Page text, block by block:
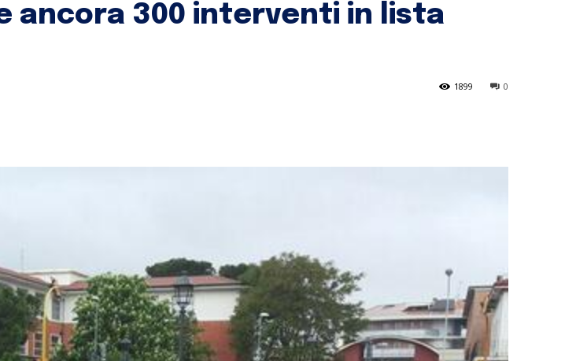
ancora 300 interventi in lista
0
1899